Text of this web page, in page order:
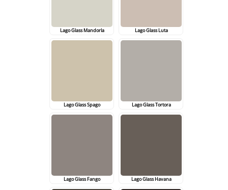
Lago Glass Mandorla Lago Glass Luta
Lago Glass Spago Lago Glass Tortora
Lago Glass Fango Lago Glass Havana